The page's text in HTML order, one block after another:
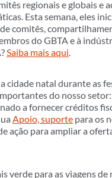
regionais e globais e
Esta semana, eles
comitês,
do GBTA e à
Saiba mais aqui.
cidade natal durante as
do nosso
a fornecer créditos
Apoio, suporte para os
ação para ampliar a
para as viagens de